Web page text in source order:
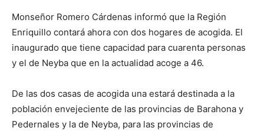
Monseñor Romero Cárdenas informó que la Región
Enriquillo contará ahora con dos hogares de acogida. El
inaugurado que tiene capacidad para cuarenta personas
y el de Neyba que en la actualidad acoge a 46.
De las dos casas de acogida una estará destinada a la
población envejeciente de las provincias de Barahona y
Pedernales y la de Neyba, para las provincias de